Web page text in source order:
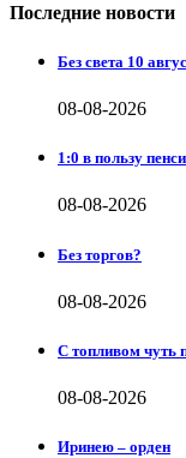
Последние новости
Без света 10
08-08-2026
1:0 в пользу
08-08-2026
Без торгов?
08-08-2026
С топливом чуть
08-08-2026
Иринею – орден